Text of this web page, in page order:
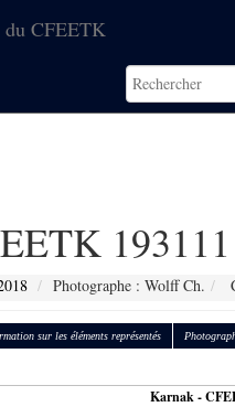
du CFEETK
193111
Photographe : Wolff Ch.
sur les éléments représentés